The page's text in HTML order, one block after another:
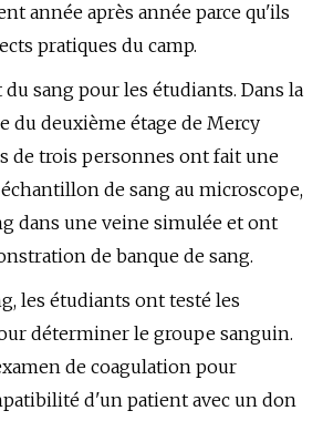
année après année parce qu'ils
pratiques du camp.
sang pour les étudiants. Dans la
du deuxième étage de Mercy
de trois personnes ont fait une
de sang au microscope,
dans une veine simulée et ont
de banque de sang.
les étudiants ont testé les
déterminer le groupe sanguin.
de coagulation pour
d'un patient avec un don